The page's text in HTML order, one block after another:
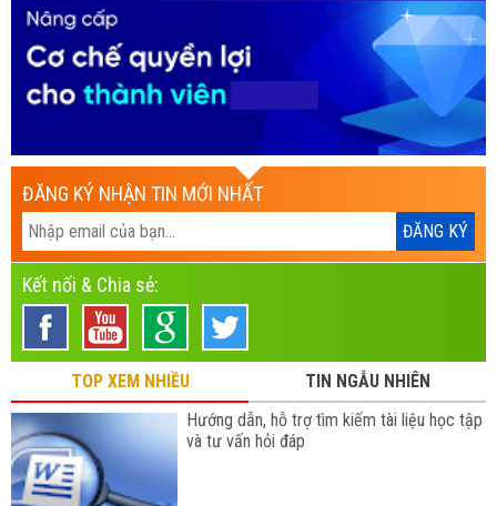
ĐĂNG KÝ NHẬN TIN MỚI NHẤT
Kết nối & Chia sẻ:
TOP XEM NHIỀU
TIN NGẪU NHIÊN
Hướng dẫn, hỗ trợ tìm kiếm tài liệu học tập
và tư vấn hỏi đáp